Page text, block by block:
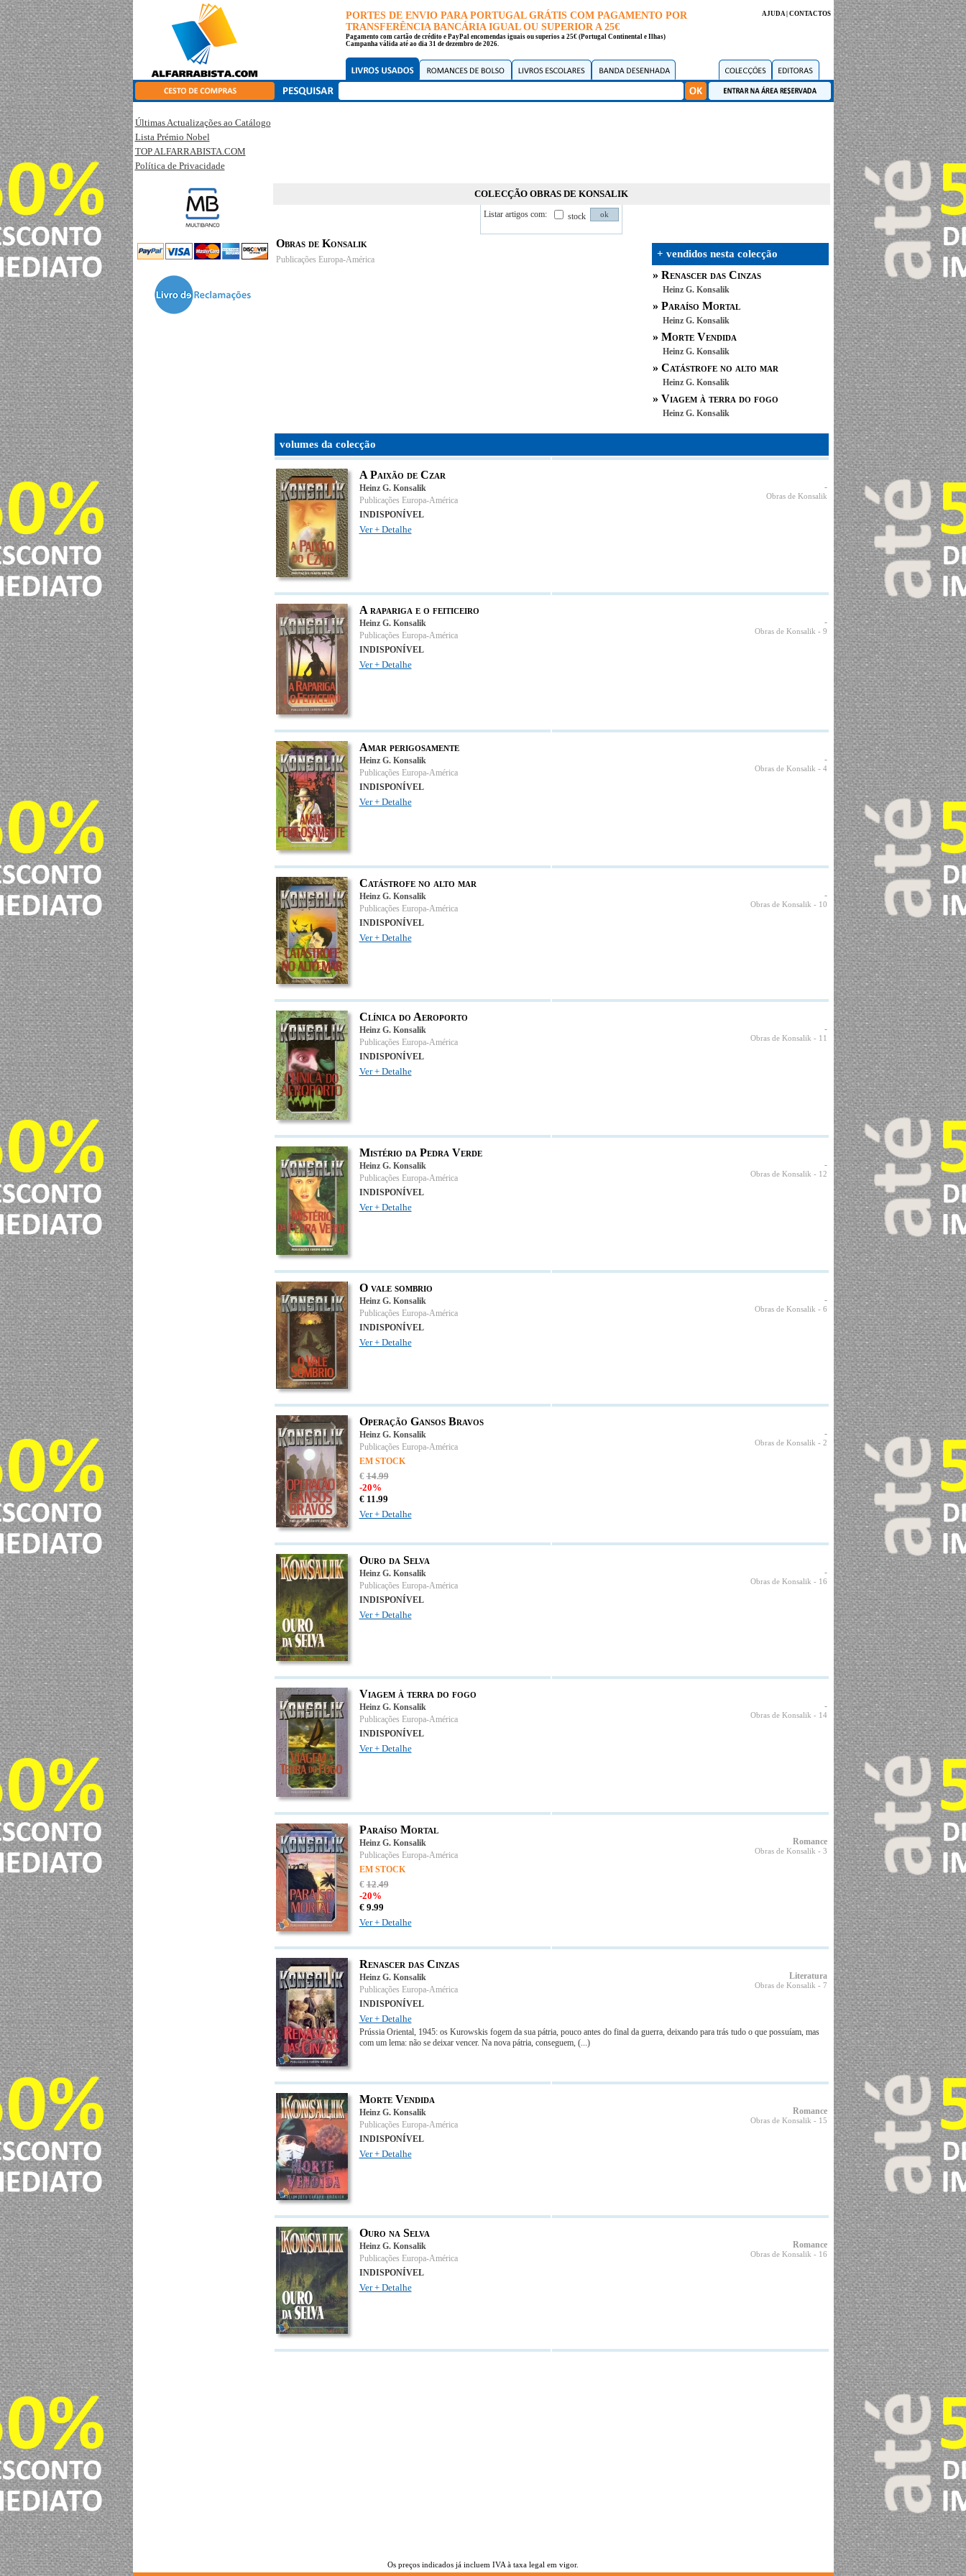
PORTES DE ENVIO PARA PORTUGAL GRÁTIS COM PAGAMENTO POR
TRANSFERÊNCIA BANCÁRIA IGUAL OU SUPERIOR A 25€
Pagamento com cartão de crédito e PayPal encomendas iguais ou superios a 25€ (Portugal Continental e Ilhas)
Campanha válida até ao dia 31 de dezembro de 2026.
AJUDA| CONTACTOS
Últimas Actualizações ao Catálogo
Lista Prémio Nobel
TOP ALFARRABISTA.COM
Política de Privacidade
COLECÇÃO OBRAS DE KONSALIK
Listar artigos com: stock
Obras de Konsalik
Publicações Europa-América + vendidos nesta colecção
» Renascer das Cinzas
Heinz G. Konsalik
» Paraíso Mortal
Heinz G. Konsalik
» Morte Vendida
Heinz G. Konsalik
» Catástrofe no alto mar
Heinz G. Konsalik
» Viagem à terra do fogo
Heinz G. Konsalik
volumes da colecção
A Paixão de Czar
Heinz G. Konsalik
Publicações Europa-América
INDISPONÍVEL
Ver + Detalhe
-
Obras de Konsalik
A rapariga e o feiticeiro
Heinz G. Konsalik
Publicações Europa-América
INDISPONÍVEL
Ver + Detalhe
-
Obras de Konsalik - 9
Amar perigosamente
Heinz G. Konsalik
Publicações Europa-América
INDISPONÍVEL
Ver + Detalhe
-
Obras de Konsalik - 4
Catástrofe no alto mar
Heinz G. Konsalik
Publicações Europa-América
INDISPONÍVEL
Ver + Detalhe
-
Obras de Konsalik - 10
Clínica do Aeroporto
Heinz G. Konsalik
Publicações Europa-América
INDISPONÍVEL
Ver + Detalhe
-
Obras de Konsalik - 11
Mistério da Pedra Verde
Heinz G. Konsalik
Publicações Europa-América
INDISPONÍVEL
Ver + Detalhe
-
Obras de Konsalik - 12
O vale sombrio
Heinz G. Konsalik
Publicações Europa-América
INDISPONÍVEL
Ver + Detalhe
-
Obras de Konsalik - 6
Operação Gansos Bravos
Heinz G. Konsalik
Publicações Europa-América
EM STOCK
€14.99
-20%
€ 11.99
Ver + Detalhe
-
Obras de Konsalik - 2
Ouro da Selva
Heinz G. Konsalik
Publicações Europa-América
INDISPONÍVEL
Ver + Detalhe
-
Obras de Konsalik - 16
Viagem à terra do fogo
Heinz G. Konsalik
Publicações Europa-América
INDISPONÍVEL
Ver + Detalhe
-
Obras de Konsalik - 14
Paraíso Mortal
Heinz G. Konsalik
Publicações Europa-América
EM STOCK
€12.49
-20%
€ 9.99
Ver + Detalhe
Romance
Obras de Konsalik - 3
Renascer das Cinzas
Heinz G. Konsalik
Publicações Europa-América
INDISPONÍVEL
Ver + Detalhe
Literatura
Obras de Konsalik - 7
Prússia Oriental, 1945: os Kurowskis fogem da sua pátria, pouco antes do final da guerra, deixando para trás tudo o que possuíam, mas
com um lema: não se deixar vencer. Na nova pátria, conseguem, (...)
Morte Vendida
Heinz G. Konsalik
Publicações Europa-América
INDISPONÍVEL
Ver + Detalhe
Romance
Obras de Konsalik - 15
Ouro na Selva
Heinz G. Konsalik
Publicações Europa-América
INDISPONÍVEL
Ver + Detalhe
Romance
Obras de Konsalik - 16
Os preços indicados já incluem IVA à taxa legal em vigor.